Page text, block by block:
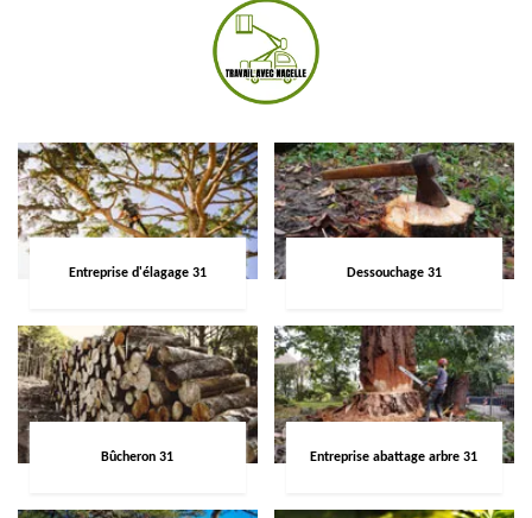
Entreprise d'élagage 31 Dessouchage 31
Bûcheron 31 Entreprise abattage arbre 31